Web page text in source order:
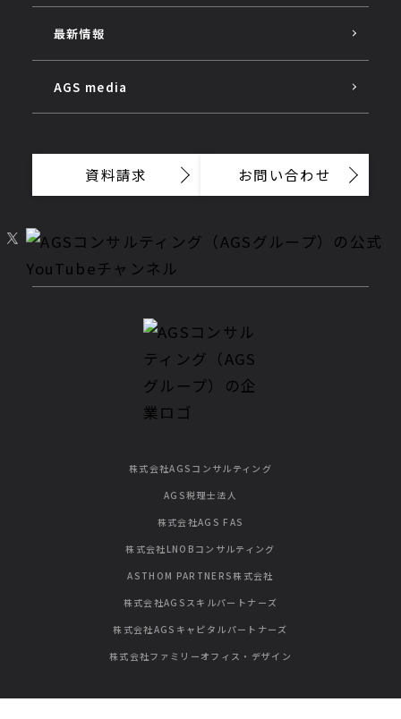
最新情報
AGS media
資料請求 お問い合わせ
株式会社AGSコンサルティング
AGS税理士法人
株式会社AGS FAS
株式会社LNOBコンサルティング
ASTHOM PARTNERS株式会社
株式会社AGSスキルパートナーズ
株式会社AGSキャピタルパートナーズ
株式会社ファミリーオフィス・デザイン